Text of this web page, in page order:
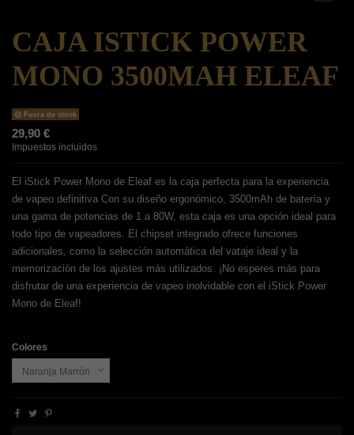
CAJA ISTICK POWER
MONO 3500MAH ELEAF
Fuera de stock
29,90 €
Impuestos incluidos
El iStick Power Mono de Eleaf es la caja perfecta para la experiencia
de vapeo definitiva Con su diseño ergonómico, 3500mAh de batería y
una gama de potencias de 1 a 80W, esta caja es una opción ideal para
todo tipo de vapeadores. El chipset integrado ofrece funciones
adicionales, como la selección automática del vataje ideal y la
memorización de los ajustes más utilizados. ¡No esperes más para
disfrutar de una experiencia de vapeo inolvidable con el iStick Power
Mono de Eleaf!
Colores